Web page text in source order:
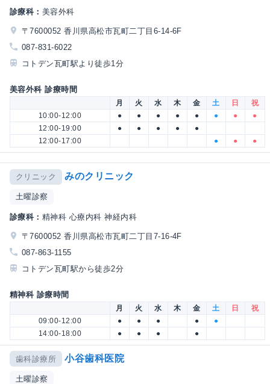
診療科： 美容外科
〒7600052 香川県高松市瓦町二丁目6-14-6F
087-831-6022
コトデン瓦町駅より徒歩1分
美容外科 診療時間
月 火 水 木 金 土 日
祝
10:00-12:00
● ● ● ● ● ● ●
●
12:00-19:00
● ● ● ●
●
12:00-17:00
● ● ●
クリニック みのクリニック
土曜診察
診療科： 精神科 心療内科 神経内科
〒7600052 香川県高松市瓦町二丁目7-16-4F
087-863-1155
コトデン瓦町駅から徒歩2分
精神科 診療時間
月 火 水 木 金 土 日
祝
09:00-12:00
● ● ● ●
●
14:00-18:00
● ● ● ●
歯科診療所 小谷歯科医院
土曜診察